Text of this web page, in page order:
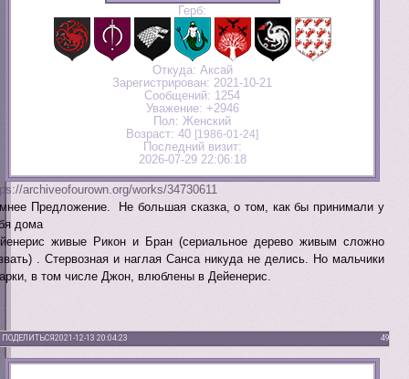
Герб:
Откуда: Аксай
Зарегистрирован: 2021-10-21
Сообщений: 1254
Уважение: +2946
Пол: Женский
Возраст: 40 [1986-01-24]
Последний визит:
2026-07-29 22:06:18
archiveofourown.org/works/34730611
Предложение. Не большая сказка, о том, как бы принимали у
дома
живые Рикон и Бран (сериальное дерево живым сложно
. Стервозная и наглая Санса никуда не делись. Но мальчики
в том числе Джон, влюблены в Дейенерис.
ПОДЕЛИТЬСЯ 49
2021-12-13 20:04:23